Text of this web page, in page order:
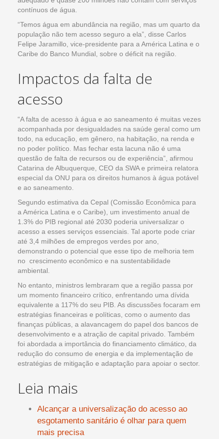
contínuos de água.
“Temos água em abundância na região, mas um quarto da
população não tem acesso seguro a ela”, disse Carlos
Felipe Jaramillo, vice-presidente para a América Latina e o
Caribe do Banco Mundial, sobre o déficit na região.
Impactos da falta de
acesso
“A falta de acesso à água e ao saneamento é muitas vezes
acompanhada por desigualdades na saúde geral como um
todo, na educação, em gênero, na habitação, na renda e
no poder político. Mas fechar esta lacuna não é uma
questão de falta de recursos ou de experiência”, afirmou
Catarina de Albuquerque, CEO da SWA e primeira relatora
especial da ONU para os direitos humanos à água potável
e ao saneamento.
Segundo estimativa da Cepal (Comissão Econômica para
a América Latina e o Caribe), um investimento anual de
1.3% do PIB regional até 2030 poderia universalizar o
acesso a esses serviços essenciais. Tal aporte pode criar
até 3,4 milhões de empregos verdes por ano,
demonstrando o potencial que esse tipo de melhoria tem
no crescimento econômico e na sustentabilidade
ambiental.
No entanto, ministros lembraram que a região passa por
um momento financeiro crítico, enfrentando uma dívida
equivalente a 117% do seu PIB. As discussões focaram em
estratégias financeiras e políticas, como o aumento das
finanças públicas, a alavancagem do papel dos bancos de
desenvolvimento e a atração de capital privado. Também
foi abordada a importância do financiamento climático, da
redução do consumo de energia e da implementação de
estratégias de mitigação e adaptação para apoiar o sector.
Leia mais
Alcançar a universalização do acesso ao
esgotamento sanitário é olhar para quem
mais precisa